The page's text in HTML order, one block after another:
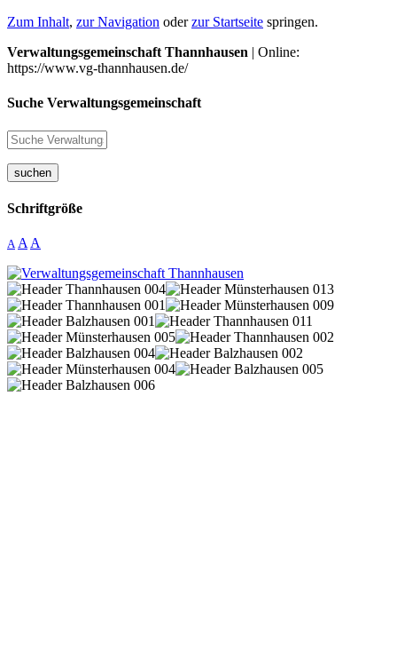
Zum Inhalt, zur Navigation oderzur Startseite springen.
Verwaltungsgemeinschaft Thannhausen | Online:
https://www.vg-thannhausen.de/
Suche Verwaltungsgemeinschaft
suchen
Schriftgröße
A A A